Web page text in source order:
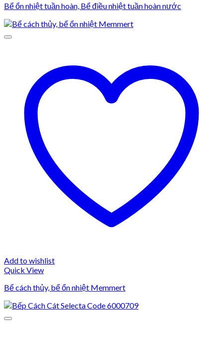
Bể ổn nhiệt tuần hoàn, Bể điều nhiệt tuần hoàn nước
Add to wishlist
Quick View
Bể cách thủy, bể ổn nhiệt Memmert